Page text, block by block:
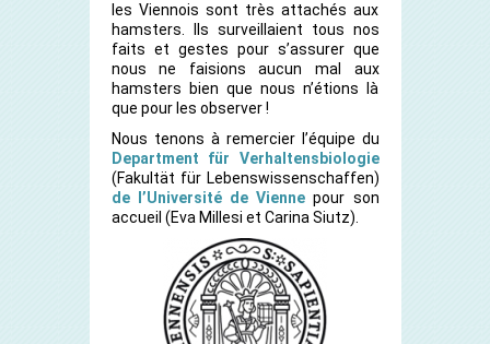
les Viennois sont très attachés aux
hamsters. Ils surveillaient tous nos
faits et gestes pour s’assurer que
nous ne faisions aucun mal aux
hamsters bien que nous n’étions là
que pour les observer !
Nous tenons à remercier l’équipe du
Department für Verhaltensbiologie
(Fakultät für Lebenswissenschaffen)
de l’Université de Vienne pour son
accueil (Eva Millesi et Carina Siutz).